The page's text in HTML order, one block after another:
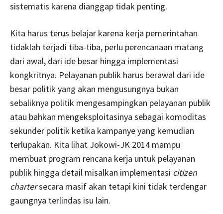
sistematis karena dianggap tidak penting.
Kita harus terus belajar karena kerja pemerintahan
tidaklah terjadi tiba-tiba, perlu perencanaan matang
dari awal, dari ide besar hingga implementasi
kongkritnya. Pelayanan publik harus berawal dari ide
besar politik yang akan mengusungnya bukan
sebaliknya politik mengesampingkan pelayanan publik
atau bahkan mengeksploitasinya sebagai komoditas
sekunder politik ketika kampanye yang kemudian
terlupakan. Kita lihat Jokowi-JK 2014 mampu
membuat program rencana kerja untuk pelayanan
publik hingga detail misalkan implementasi citizen
chartersecara masif akan tetapi kini tidak terdengar
gaungnya terlindas isu lain.